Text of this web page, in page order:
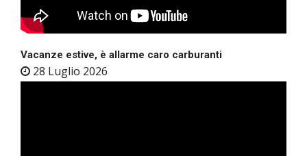
Vacanze estive, è allarme caro carburanti
28 Luglio 2026